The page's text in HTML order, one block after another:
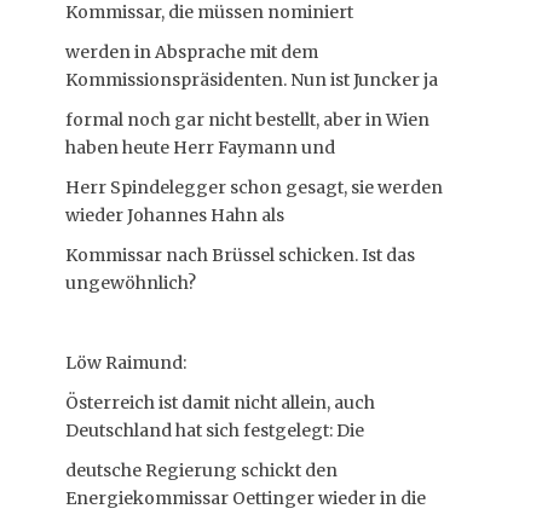
Kommissar, die müssen nominiert
werden in Absprache mit dem
Kommissionspräsidenten. Nun ist Juncker ja
formal noch gar nicht bestellt, aber in Wien
haben heute Herr Faymann und
Herr Spindelegger schon gesagt, sie werden
wieder Johannes Hahn als
Kommissar nach Brüssel schicken. Ist das
ungewöhnlich?
Löw Raimund:
Österreich ist damit nicht allein, auch
Deutschland hat sich festgelegt: Die
deutsche Regierung schickt den
Energiekommissar Oettinger wieder in die